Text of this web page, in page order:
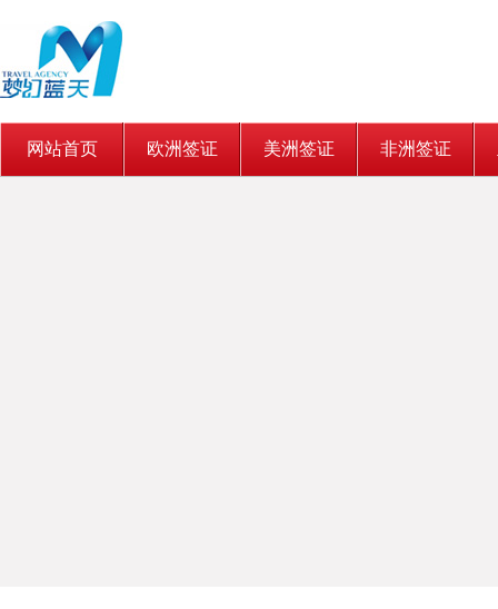
网站首页 欧洲签证 美洲签证 非洲签证